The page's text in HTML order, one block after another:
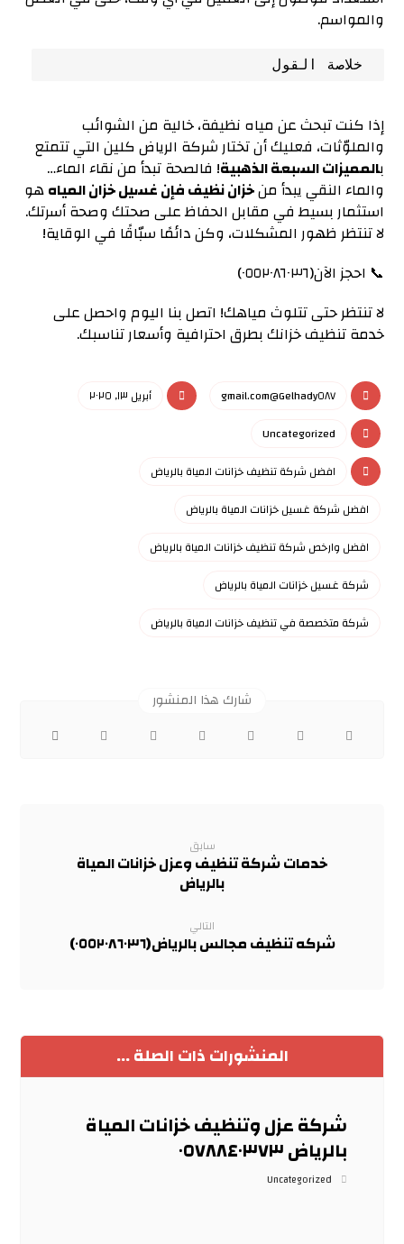
والمواسم.
خلاصة القول
إذا كنت تبحث عن مياه نظيفة، خالية من الشوائب
والملوّثات، فعليك أن تختار شركة الرياض كلين التي تتمتع
بالمميزات السبعة الذهبية! فالصحة تبدأ من نقاء الماء…
والماء النقي يبدأ منخزان نظيففإنغسيل خزان المياههو
استثمار بسيط في مقابل الحفاظ على صحتك وصحة أسرتك.
لا تنتظر ظهور المشكلات، وكن دائمًا سبّاقًا في الوقاية!
📞 احجز الآن(٠٥٥٢٠٨٦٠٣٦)
لا تنتظر حتى تتلوث مياهك! اتصل بنا اليوم واحصل على
خدمة تنظيف خزانك بطرق احترافية وأسعار تناسبك.
Gelhady٥٨٧@gmail.com
أبريل ١٣, ٢٠٢٥
Uncategorized
افضل شركة تنظيف خزانات المياة بالرياض
افضل شركة غسيل خزانات المياة بالرياض
افضل وارخص شركة تنظيف خزانات المياة بالرياض
شركة غسيل خزانات المياة بالرياض
شركة متخصصة في تنظيف خزانات المياة بالرياض
سابق
خدمات شركة تنظيف وعزل خزانات المياة
بالرياض
التالي
شركه تنظيف مجالس بالرياض(٠٥٥٢٠٨٦٠٣٦)
المنشورات ذات الصلة ...
شركة عزل وتنظيف خزانات المياة
بالرياض ٠٥٧٨٨٤٠٣٧٣
Uncategorized